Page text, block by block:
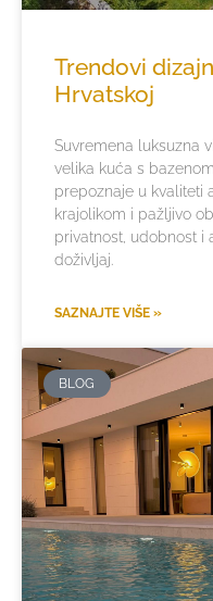
Trendovi
Hrvatskoj
Suvremena luksuzna
velika kuća s
prepoznaje u kvaliteti
krajolikom i pažljivo
privatnost, udobnost i
doživljaj.
SAZNAJTE VIŠE »
BLOG